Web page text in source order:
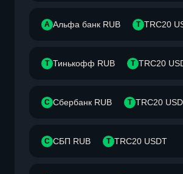
А Альфа банк RUB T TRC20
Т Тинькофф RUB T TRC20
С Сбербанк RUB T TRC20
С СБП RUB T TRC20 USDT